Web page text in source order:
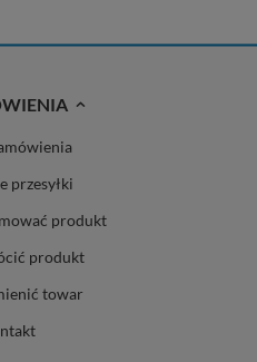
przesyłki
produkt
produkt
towar